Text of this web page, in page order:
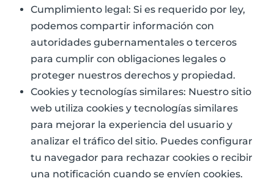
Cumplimiento legal: Si es requerido por ley,
podemos compartir información con
autoridades gubernamentales o terceros
para cumplir con obligaciones legales o
proteger nuestros derechos y propiedad.
Cookies y tecnologías similares: Nuestro sitio
web utiliza cookies y tecnologías similares
para mejorar la experiencia del usuario y
analizar el tráfico del sitio. Puedes configurar
tu navegador para rechazar cookies o recibir
una notificación cuando se envíen cookies.